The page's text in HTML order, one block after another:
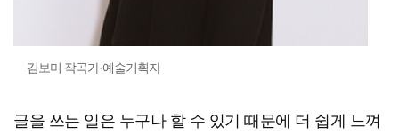
김보미 작곡가·예술기획자
글을 쓰는 일은 누구나 할 수 있기 때문에 더 쉽게 느껴